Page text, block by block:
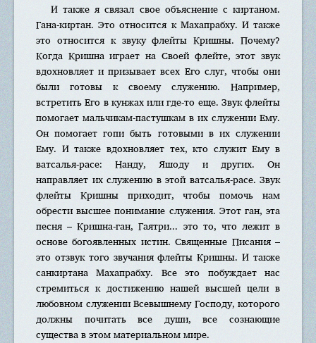
И также я связал свое объяснение с киртаном.
Гана-киртан. Это относится к Махапрабху. И также
это относится к звуку флейты Кришны. Почему?
Когда Кришна играет на Своей флейте, этот звук
вдохновляет и призывает всех Его слуг, чтобы они
были готовы к своему служению. Например,
встретить Его в кунжах или где-то еще. Звук флейты
помогает мальчикам-пастушкам в их служении Ему.
Он помогает гопи быть готовыми в их служении
Ему. И также вдохновляет тех, кто служит Ему в
ватсалья-расе: Нанду, Яшоду и других. Он
направляет их служению в этой ватсалья-расе. Звук
флейты Кришны приходит, чтобы помочь нам
обрести высшее понимание служения. Этот ган, эта
песня – Кришна-ган, Гаятри... это то, что лежит в
основе богоявленных истин. Священные Писания –
это отзвук того звучания флейты Кришны. И также
санкиртана Махапрабху. Все это побуждает нас
стремиться к достижению нашей высшей цели в
любовном служении Всевышнему Господу, которого
должны почитать все души, все сознающие
существа в этом материальном мире.